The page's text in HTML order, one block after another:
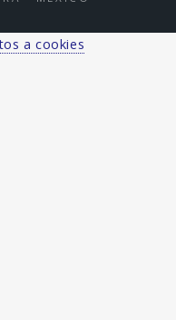
a cookies